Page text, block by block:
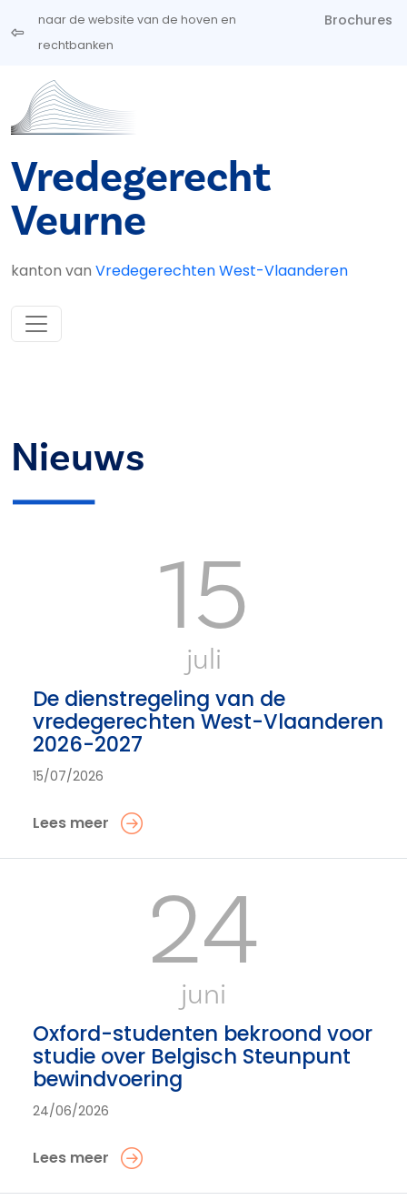
Overslaan en naar de inhoud gaan
naar de website van de hoven en
rechtbanken
Brochures
Vredegerecht
Veurne
kanton van Vredegerechten West-Vlaanderen
Nieuws
15
juli
De dienstregeling van de
vredegerechten West-Vlaanderen
2026-2027
15/07/2026
Lees meer
24
juni
Oxford-studenten bekroond voor
studie over Belgisch Steunpunt
bewindvoering
24/06/2026
Lees meer